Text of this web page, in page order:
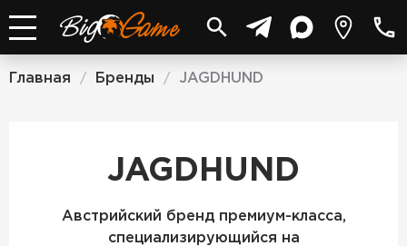
Главная / Бренды / JAGDHUND
JAGDHUND
Австрийский бренд премиум-класса,
специализирующийся на